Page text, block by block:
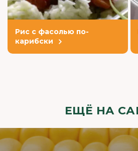
Рис с фасолью по-
карибски
ЕЩЁ НА